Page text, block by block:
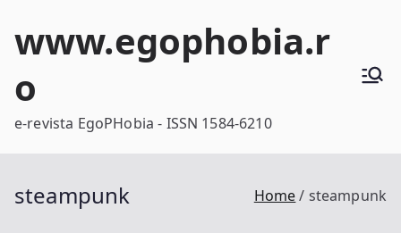
www.egophobia.r
o
e-revista EgoPHobia - ISSN 1584-6210
steampunk Home steampunk